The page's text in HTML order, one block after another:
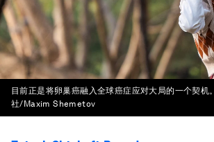
目前正是将卵巢癌融入全球癌症应对大局的一个契机。
社/Maxim Shemetov